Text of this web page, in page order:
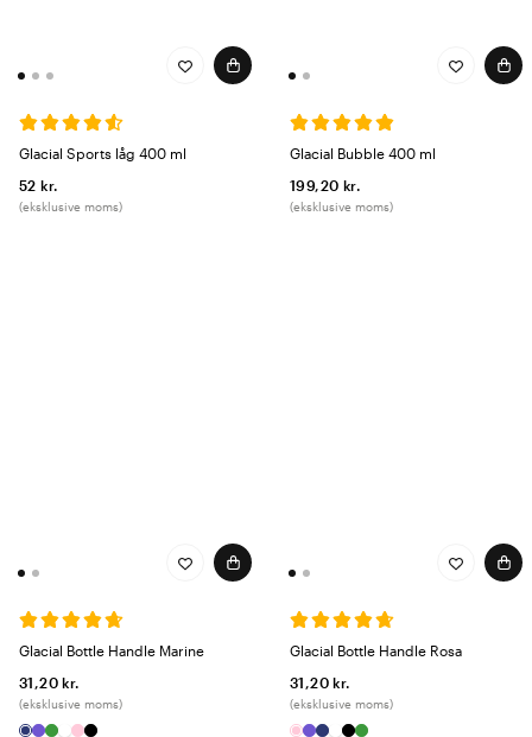
Glacial Sports låg 400 ml
52 kr.
(eksklusive moms)
Glacial Bubble 400 ml
199,20 kr.
(eksklusive moms)
Glacial Bottle Handle Marine
31,20 kr.
(eksklusive moms)
Glacial Bottle Handle Rosa
31,20 kr.
(eksklusive moms)